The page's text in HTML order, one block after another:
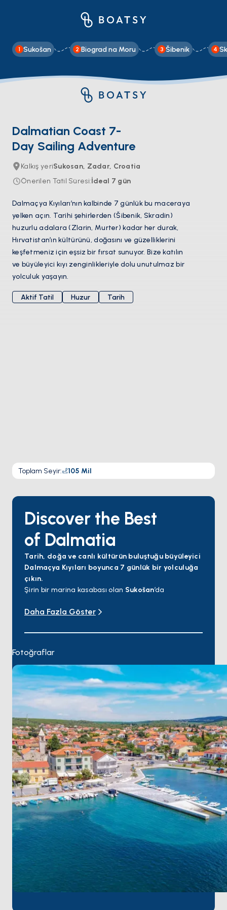
1 Sukošan 2 Biograd na Moru 3 Šibenik 4
Dalmatian Coast 7-
Day Sailing Adventure
Kalkış yeriSukosan, Zadar, Croatia
Önerilen Tatil Süresi:İdeal 7 gün
Dalmaçya Kıyıları’nın kalbinde 7 günlük bu maceraya
yelken açın. Tarihi şehirlerden (Šibenik, Skradin)
huzurlu adalara (Zlarin, Murter) kadar her durak,
Hırvatistan’ın kültürünü, doğasını ve güzelliklerini
keşfetmeniz için eşsiz bir fırsat sunuyor. Bize katılın
ve büyüleyici kıyı zenginlikleriyle dolu unutulmaz bir
yolculuk yaşayın.
Aktif Tatil Huzur Tarih
Toplam Seyir: 105 Mil
Discover the Best
of Dalmatia
Tarih, doğa ve canlı kültürün buluştuğu büyüleyici
Dalmaçya Kıyıları boyunca 7 günlük bir yolculuğa
çıkın.
Şirin bir marina kasabası olan Sukošan’da
cazibesiyle tanınanBiograd na Moru
koruma altına alınmış Aziz James Katedrali ile ünlü
açılan kapı olan
keşfedin. Mercan gelenekleri ve el değmemiş
doğasıyla ünlüZlarinAdası’nın huzur dolu
güzelliklerini yaşayın. Pristine plajları ve canlı
atmosferiyle
’de rahatlayın. Rustik
cazibesiyle Murter Adası
’nda turu tamamlayarak
Sukošan’a geri dönün. Kristal berraklığındaki
sulardan büyüleyici adalara, bu yelken yolculuğu her
durakta unutulmaz anılar sunar.
Daha Fazla Göster
Fotoğraflar